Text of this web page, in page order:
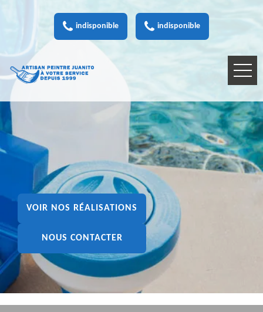
indisponible indisponible
VOIR NOS RÉALISATIONS
NOUS CONTACTER